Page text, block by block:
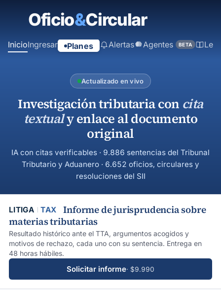
principal
InicioIngresar Planes Alertas Agentes BETA
Actualizado en vivo
Investigación tributaria con cita
textualy enlace al documento
original
IA con citas verificables · 9.886 sentencias del Tribunal
Tributario y Aduanero · 6.652 oficios, circulares y
resoluciones del SII
LITIGA TAX
Informe de jurisprudencia sobre
materias tributarias
Resultado histórico ante el TTA, argumentos acogidos y
motivos de rechazo, cada uno con su sentencia. Entrega en
48 horas hábiles.
Solicitar informe· $9.990